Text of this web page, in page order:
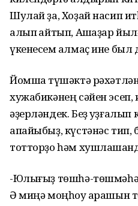
Шулай ҙа, Хоҙай насип
алып ҡайтып, Ашҡаҙар
үкенесем ҡалмаҫ ине был
Йомшаҡ түшәктә
хужабикәнең сәйен
әҙерләндек. Беҙ
апайыбыҙ, күстәнәс тип,
тотторҙо һәм
-Юлығыҙ төшһә-төшмәһә
Ә миңә моңһоу ҡарашын